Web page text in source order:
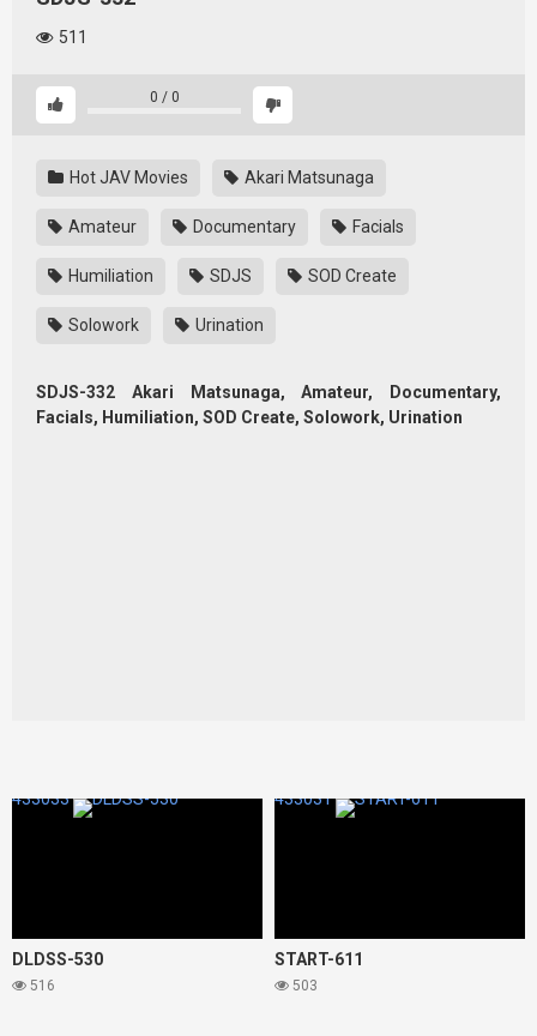
511
0 / 0
Hot JAV Movies Akari Matsunaga
Amateur Documentary Facials
Humiliation SDJS SOD Create
Solowork Urination
SDJS-332 Akari Matsunaga, Amateur, Documentary,
Facials, Humiliation, SOD Create, Solowork, Urination
433033
DLDSS-530
516
433031
START-611
503